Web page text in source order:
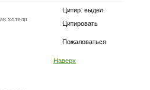
Цитир. выдел.
Цитировать
Пожаловаться
Наверх
хотели